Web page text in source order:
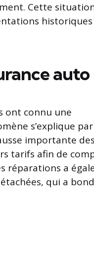
Cette
historiques
auto
ont connu une
s’explique par
importante
tarifs afin de
réparations a
qui a